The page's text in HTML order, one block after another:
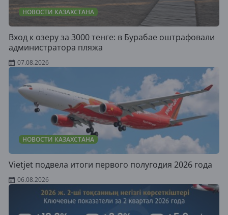
НОВОСТИ КАЗАХСТАНА
Вход к озеру за 3000 тенге: в Бурабае оштрафовали
администратора пляжа
07.08.2026
НОВОСТИ КАЗАХСТАНА
Vietjet подвела итоги первого полугодия 2026 года
06.08.2026